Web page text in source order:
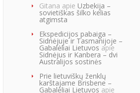
Gitana apie Uzbekija –
sovietiškas šilko kelias
atgimsta
Ekspedicijos pabaiga –
Sidnėjuje ir Tasmanijoje –
Gabalėliai Lietuvos apie
Sidnėjus ir Kanbera – dvi
Australijos sostinės
Prie lietuviškų ženklų
karštajame Brisbene –
Gabalėliai Lietuvos apie